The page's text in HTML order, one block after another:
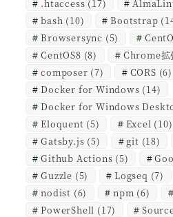
.htaccess (17)
bash (10) Bootstrap
Browsersync (5)
CentOS8 (8) Chrome拡
composer (7) CORS (6)
Docker for Windows (14)
Docker for Windows
Eloquent (5) Excel (10)
Gatsby.js (5) git (18)
Github Actions (5)
Guzzle (5) Logseq (7)
nodist (6) npm (6)
PowerShell (17)